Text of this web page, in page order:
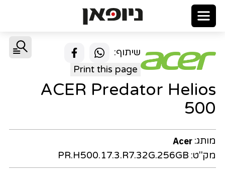
שיתוף:
Print this page
ACER Predator Helios
500
מותג: Acer
מק"ט: PR.H500.17.3.R7.32G.256GB